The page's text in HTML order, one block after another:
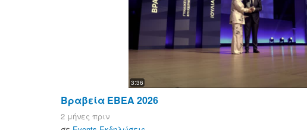
3:36
Βραβεία ΕΒΕΑ 2026
2 μήνες πριν